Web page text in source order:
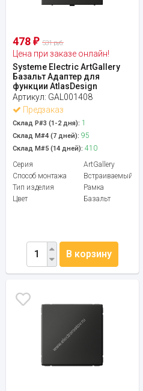
478 ₽ 531 руб.
Цена при заказе онлайн!
Systeme Electric ArtGallery
Базальт Адаптер для
функции AtlasDesign
Артикул: GAL001408
Предзаказ
Склад Р#3 (1-2 дня): 1
Склад М#4 (7 дней): 95
Склад М#5 (14 дней): 410
Серия
ArtGallery
Способ монтажа
Встраиваемый
Тип изделия
Рамка
Цвет
Базальт
В корзину